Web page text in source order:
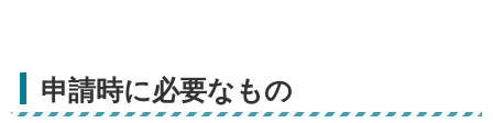
申請時に必要なもの